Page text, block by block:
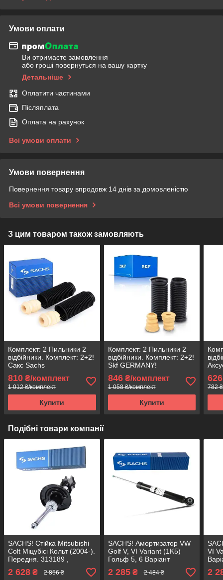
Умови оплати
Ви отримаєте замовлення
або гроші повернуться на вашу картку
Детальніше
Оплатити частинами
Післяплата
Оплата на рахунок
Всі умови оплати
Умови повернення
Повернення товару впродовж 14 днів за домовленістю
Всі умови повернення
З цим товаром також замовляють
Комплект: 2 Пильники 2
відбійники. Комплект: 2+2!
Сакс Sachs
810 ₴/комплект
1 012 ₴/комплект
Купити
Комплект: 2 Пильники 2
відбійники. Комплект: 2+2!
Skf GERMANY!
846₴/комплект
1 058 ₴/комплект
Купити
626
782
Подібні товари компанії
SACHS! Стійка Mitsubishi
Colt Міцубісі Кольт (2004-).
Передня. 313189 ,
3338016 САКС
2 628 ₴ 2 856 ₴
SACHS! Амортизатор VW
Golf V, VI Variant (1K5)
Гольф 5, 6 Варіант
(2004-). Задній. 310950 ,
344459 САКС
2 285₴ 2 484 ₴
VI
2